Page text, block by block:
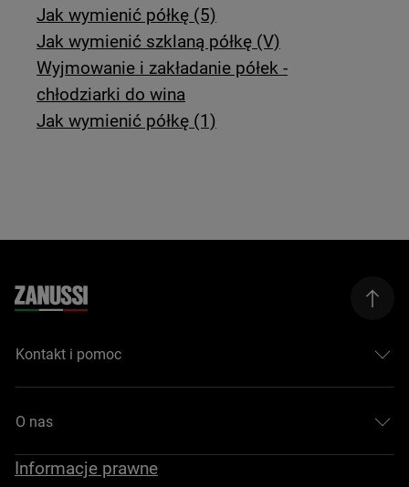
Jak wymienić półkę (5)
Jak wymienić szklaną półkę (V)
Wyjmowanie i zakładanie półek -
chłodziarki do wina
Jak wymienić półkę (1)
Kontakt i pomoc
O nas
Informacje prawne